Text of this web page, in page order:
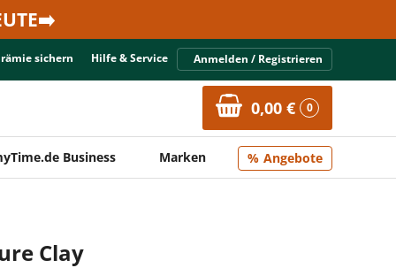
sichern Hilfe & Service Anmelden / Registrieren
0,00 € 0
Business Marken Angebote
Clay